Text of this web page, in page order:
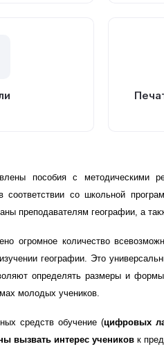
пособия с методическими
соответствии со школьной
преподавателям географии, а
огромное количество
географии. Это
определять размеры и
молодых учеников.
средств обучение (цифровых
вызвать интерес учеников к